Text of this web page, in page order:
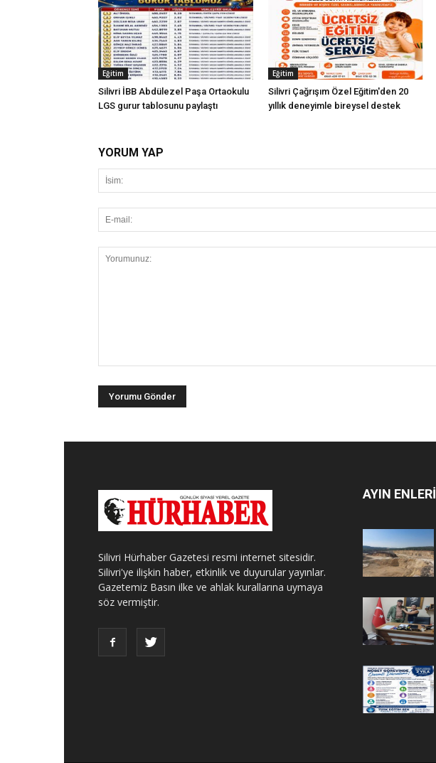
Eğitim
Silivri İBB Abdülezel Paşa Ortaokulu
LGS gurur tablosunu paylaştı
Eğitim
Silivri Çağrışım Özel Eğitim'den 20
yıllık deneyimle bireysel destek
YORUM YAP
Silivri Hürhaber Gazetesi resmi internet sitesidir.
Silivri'ye ilişkin haber, etkinlik ve duyurular yayınlar.
Gazetemiz Basın ilke ve ahlak kurallarına uymaya
söz vermiştir.
AYIN ENLERİ